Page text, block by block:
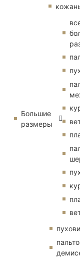
Большие
размеры
пальто